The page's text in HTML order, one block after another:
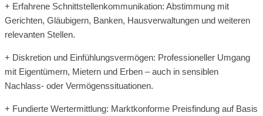
+ Erfahrene Schnittstellenkommunikation: Abstimmung mit
Gerichten, Gläubigern, Banken, Hausverwaltungen und weiteren
relevanten Stellen.
+ Diskretion und Einfühlungsvermögen: Professioneller Umgang
mit Eigentümern, Mietern und Erben – auch in sensiblen
Nachlass- oder Vermögenssituationen.
+ Fundierte Wertermittlung: Marktkonforme Preisfindung auf Basis